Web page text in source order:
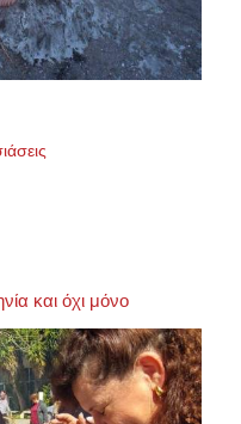
και όχι μόνο